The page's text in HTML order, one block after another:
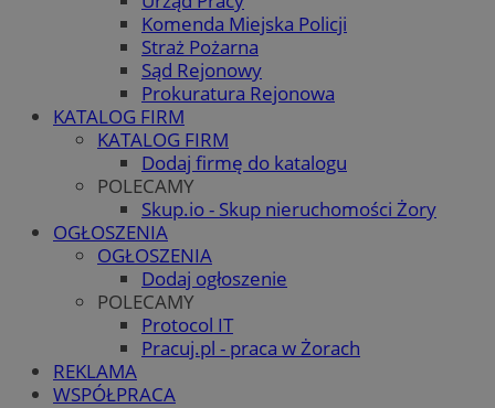
Komenda Miejska Policji
Straż Pożarna
Sąd Rejonowy
Prokuratura Rejonowa
KATALOG FIRM
KATALOG FIRM
Dodaj firmę do katalogu
POLECAMY
Skup.io - Skup nieruchomości Żory
OGŁOSZENIA
OGŁOSZENIA
Dodaj ogłoszenie
POLECAMY
Protocol IT
Pracuj.pl - praca w Żorach
REKLAMA
WSPÓŁPRACA